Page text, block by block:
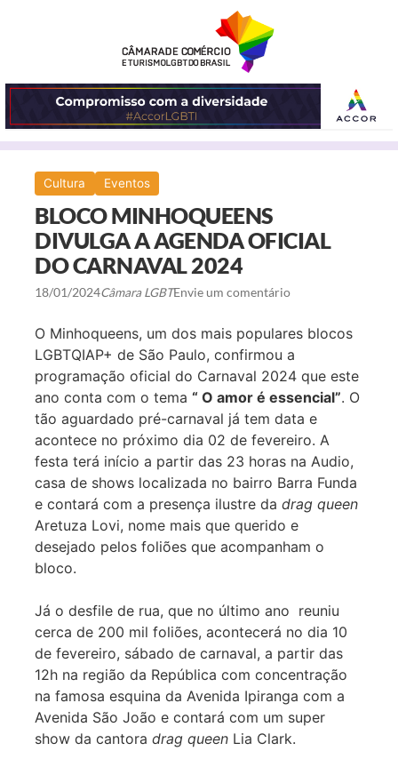
O
MENU
Cultura Eventos
BLOCO MINHOQUEENS
DIVULGA A AGENDA OFICIAL
DO CARNAVAL 2024
18/01/2024Câmara LGBTEnvie um comentário
O Minhoqueens, um dos mais populares blocos
LGBTQIAP+ de São Paulo, confirmou a
programação oficial do Carnaval 2024 que este
ano conta com o tema“ O amor é essencial”. O
tão aguardado pré-carnaval já tem data e
acontece no próximo dia 02 de fevereiro. A
festa terá início a partir das 23 horas na Audio,
casa de shows localizada no bairro Barra Funda
e contará com a presença ilustre dadrag queen
Aretuza Lovi, nome mais que querido e
desejado pelos foliões que acompanham o
bloco.
Já o desfile de rua, que no último ano reuniu
cerca de 200 mil foliões, acontecerá no dia 10
de fevereiro, sábado de carnaval, a partir das
12h na região da República com concentração
na famosa esquina da Avenida Ipiranga com a
Avenida São João e contará com um super
show da cantora drag queen Lia Clark.